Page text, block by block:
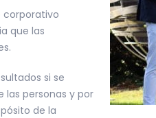
corporativo
que las
si se
las personas y por
de la